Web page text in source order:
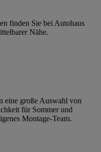
finden Sie bei Autohaus
Nähe.
eine große Auswahl von
für Sommer und
Montage-Team.